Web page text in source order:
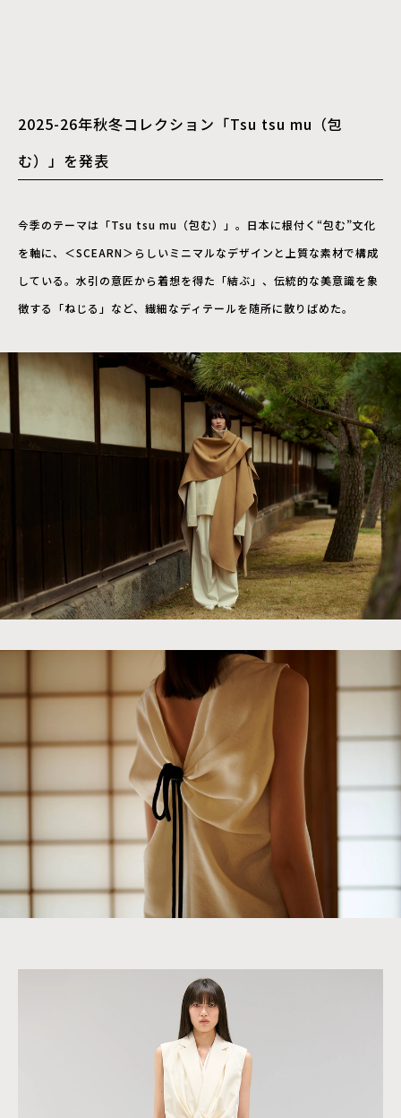
2025-26年秋冬コレクション「Tsu tsu mu（包
む）」を発表
今季のテーマは「Tsu tsu mu（包む）」。日本に根付く“包む”文化
を軸に、＜SCEARN＞らしいミニマルなデザインと上質な素材で構成
している。水引の意匠から着想を得た「結ぶ」、伝統的な美意識を象
徴する「ねじる」など、繊細なディテールを随所に散りばめた。